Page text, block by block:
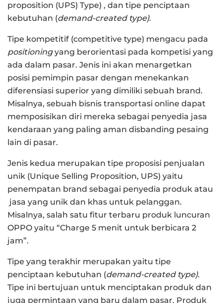
proposition (UPS) Type) , dan tipe penciptaan
kebutuhan (demand-created type).
Tipe kompetitif (competitive type) mengacu pada
positioningyang berorientasi pada kompetisi yang
ada dalam pasar. Jenis ini akan menargetkan
posisi pemimpin pasar dengan menekankan
diferensiasi superior yang dimiliki sebuah brand.
Misalnya, sebuah bisnis transportasi online dapat
memposisikan diri mereka sebagai penyedia jasa
kendaraan yang paling aman disbanding pesaing
lain di pasar.
Jenis kedua merupakan tipe proposisi penjualan
unik (Unique Selling Proposition, UPS) yaitu
penempatan brand sebagai penyedia produk atau
jasa yang unik dan khas untuk pelanggan.
Misalnya, salah satu fitur terbaru produk luncuran
OPPO yaitu “Charge 5 menit untuk berbicara 2
jam”.
Tipe yang terakhir merupakan yaitu tipe
penciptaan kebutuhan (demand-created type).
Tipe ini bertujuan untuk menciptakan produk dan
juga permintaan yang baru dalam pasar. Produk